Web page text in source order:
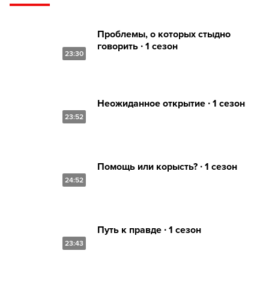
23:30
Проблемы, о которых стыдно
говорить ∙ 1 сезон
23:52
Неожиданное открытие ∙ 1 сезон
24:52
Помощь или корысть? ∙ 1 сезон
23:43
Путь к правде ∙ 1 сезон